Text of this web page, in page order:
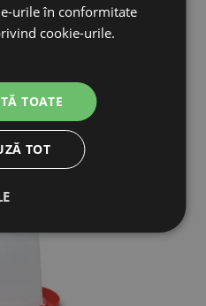
urile în conformitate
cookie-urile.
TOATE
TOT